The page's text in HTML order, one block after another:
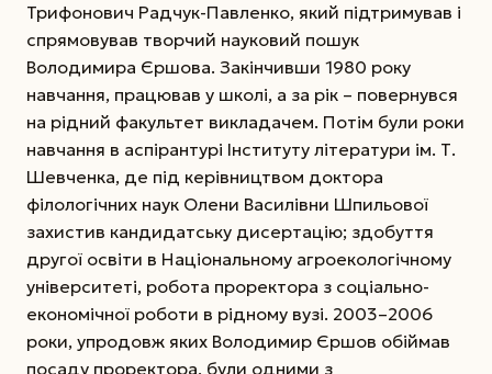
Трифонович Радчук-Павленко, який підтримував і
спрямовував творчий науковий пошук
Володимира Єршова. Закінчивши 1980 року
навчання, працював у школі, а за рік – повернувся
на рідний факультет викладачем. Потім були роки
навчання в аспірантурі Інституту літератури ім. Т.
Шевченка, де під керівництвом доктора
філологічних наук Олени Василівни Шпильової
захистив кандидатську дисертацію; здобуття
другої освіти в Національному агроекологічному
університеті, робота проректора з соціально-
економічної роботи в рідному вузі. 2003–2006
роки, упродовж яких Володимир Єршов обіймав
посаду проректора, були одними з